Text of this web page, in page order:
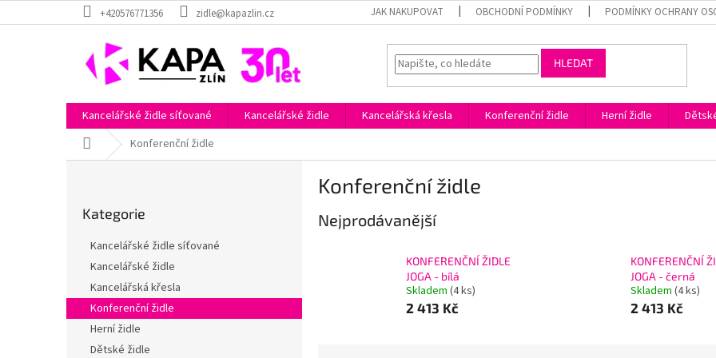
na
+420576771356 zidle@kapazlin.cz JAK NAKUPOVAT OBCHODNÍ PODMÍNKY PODMÍNKY OCHRANY
HLEDAT
Kancelářské židle síťované Kancelářské židle Kancelářská křesla Konferenční židle Herní židle
Domů Konferenční židle
kategorie
Kategorie
Kancelářské židle síťované
Kancelářské židle
Kancelářská křesla
Konferenční židle
Herní židle
Dětské židle
Konferenční židle
Nejprodávanější
KONFERENČNÍ ŽIDLE
JOGA - bílá
Skladem (4 ks)
2 413 Kč
KONFERENČNÍ
JOGA - černá
Skladem (4 ks)
2 413 Kč